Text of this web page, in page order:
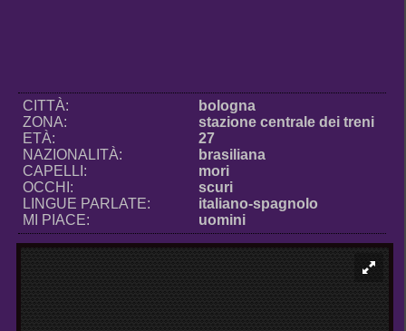
CITTÀ:
bologna
ZONA:
stazione centrale dei treni
ETÀ:
27
NAZIONALITÀ:
brasiliana
CAPELLI:
mori
OCCHI:
scuri
LINGUE PARLATE:
italiano-spagnolo
MI PIACE:
uomini